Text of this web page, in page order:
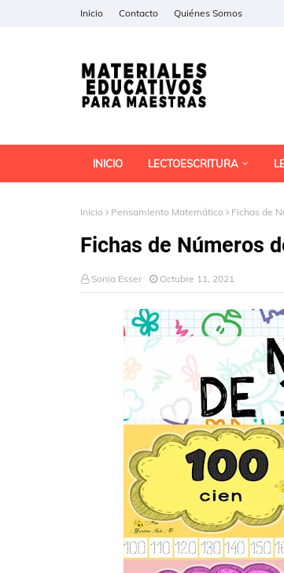
Inicio Contacto Quiénes Somos
INICIO LECTOESCRITURA
Inicio Pensamiento Matemático Fichas de
Fichas de Números
Sonia Esser Octubre 11, 2021